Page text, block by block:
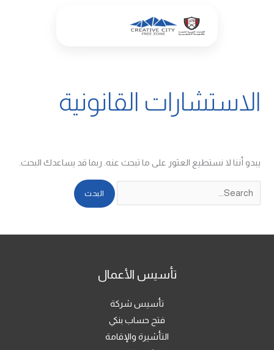
الاستشارات القانونية
يبدو أننا لا نستطيع العثور على ما تبحث عنه. ربما قد يساعدك البحث.
تأسيس الأعمال
تأسيس شركة
فتح حساب بنكي
التأشيرة والإقامة